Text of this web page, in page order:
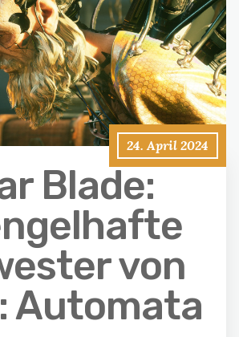
24. April 2024
Blade:
von
Automata